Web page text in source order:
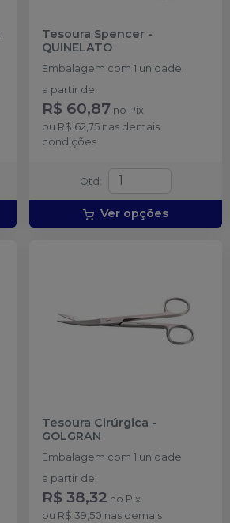
Tesoura Spencer -
QUINELATO
Embalagem com 1 unidade.
a partir de:
R$ 60,87 no Pix
ou R$ 62,75 nas demais
condições
Qtd:
Ver opções
Tesoura Cirúrgica -
GOLGRAN
Embalagem com 1 unidade
a partir de:
R$ 38,32 no Pix
ou R$ 39,50 nas demais